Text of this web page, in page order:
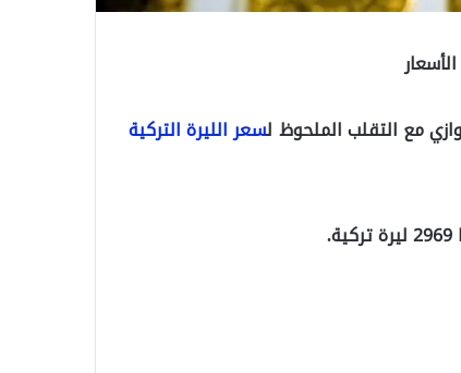
مع التقلب الملحوظ لسعر الليرة التركية